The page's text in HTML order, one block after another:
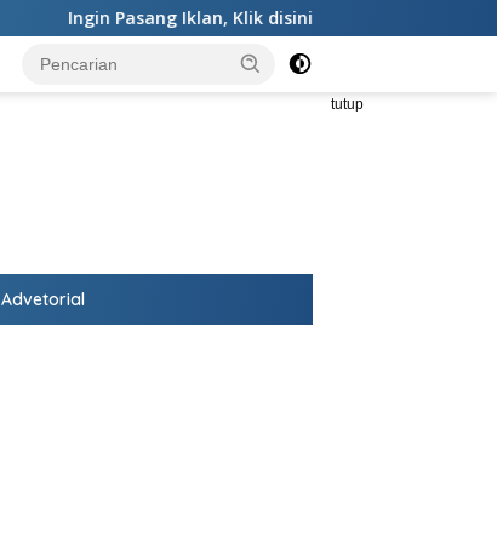
Ingin Pasang Iklan,Klik disini - Ingin Koreksi,
tutup
Advetorial